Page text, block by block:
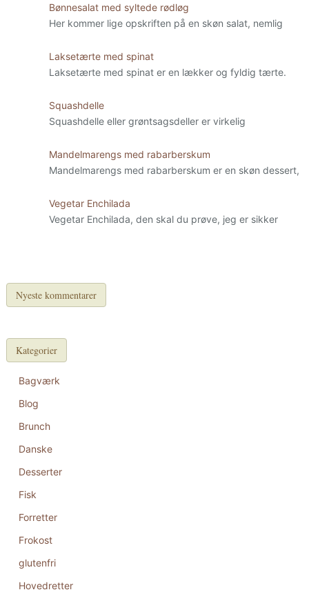
Bønnesalat med syltede rødløg
Her kommer lige opskriften på en skøn salat, nemlig
Laksetærte med spinat
Laksetærte med spinat er en lækker og fyldig tærte.
Squashdelle
Squashdelle eller grøntsagsdeller er virkelig
Mandelmarengs med rabarberskum
Mandelmarengs med rabarberskum er en skøn dessert,
Vegetar Enchilada
Vegetar Enchilada, den skal du prøve, jeg er sikker
Nyeste kommentarer
Kategorier
Bagværk
Blog
Brunch
Danske
Desserter
Fisk
Forretter
Frokost
glutenfri
Hovedretter